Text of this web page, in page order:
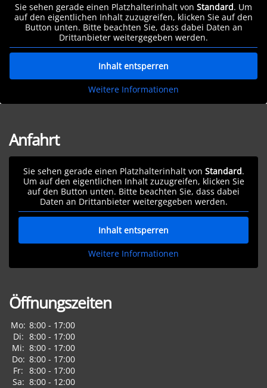
Sie sehen gerade einen Platzhalterinhalt von Standard. Um
auf den eigentlichen Inhalt zuzugreifen, klicken Sie auf den
Button unten. Bitte beachten Sie, dass dabei Daten an
Drittanbieter weitergegeben werden.
Inhalt entsperren
Weitere Informationen
Anfahrt
Sie sehen gerade einen Platzhalterinhalt von Standard.
Um auf den eigentlichen Inhalt zuzugreifen, klicken Sie
auf den Button unten. Bitte beachten Sie, dass dabei
Daten an Drittanbieter weitergegeben werden.
Inhalt entsperren
Weitere Informationen
Öffnungszeiten
Mo: 8:00 - 17:00
Di: 8:00 - 17:00
Mi: 8:00 - 17:00
Do: 8:00 - 17:00
Fr: 8:00 - 17:00
Sa: 8:00 - 12:00